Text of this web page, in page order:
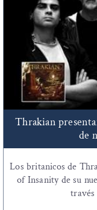
Thrakian
de
Los britanicos de
of Insanity de su